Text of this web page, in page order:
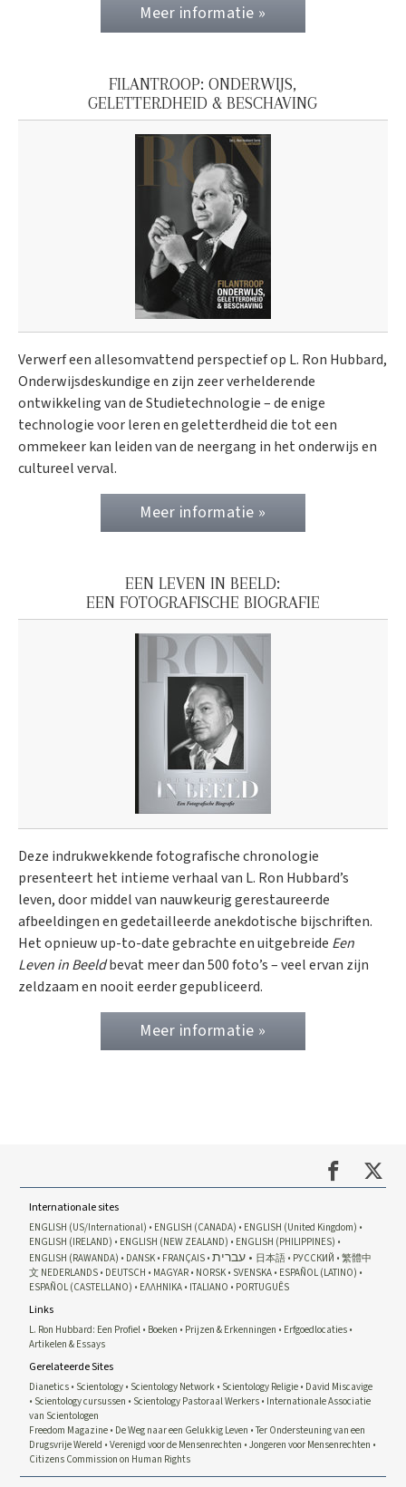
Meer informatie »
FILANTROOP: ONDERWIJS,
GELETTERDHEID & BESCHAVING
Verwerf een allesomvattend perspectief op L. Ron Hubbard,
Onderwijs­deskundige en zijn zeer verhelderende
ontwikkeling van de Studietechnologie – de enige
technologie voor leren en geletterdheid die tot een
ommekeer kan leiden van de neergang in het onderwijs en
cultureel verval.
Meer informatie »
EEN LEVEN IN BEELD:
EEN FOTOGRAFISCHE BIOGRAFIE
Deze indrukwekkende fotografische chronologie
presenteert het intieme verhaal van L. Ron Hubbard’s
leven, door middel van nauwkeurig gerestaureerde
afbeeldingen en gedetailleerde anekdotische bijschriften.
Het opnieuw up-to-date gebrachte en uitgebreide Een
Leven in Beeldbevat meer dan 500 foto’s – veel ervan zijn
zeldzaam en nooit eerder gepubliceerd.
Meer informatie »
Internationale sites
ENGLISH (US/International) ENGLISH (CANADA)
ENGLISH (United Kingdom)
ENGLISH (IRELAND)
ENGLISH (NEW ZEALAND)
ENGLISH (PHILIPPINES)
ENGLISH (RAWANDA)
DANSK FRANÇAIS עברית 日本語 РУССКИЙ
繁體中
文 NEDERLANDS DEUTSCH MAGYAR NORSK SVENSKA ESPAÑOL (LATINO)
ESPAÑOL (CASTELLANO)
ΕΛΛΗΝΙΚA ITALIANO PORTUGUÊS
Links
L. Ron Hubbard: Een Profiel Boeken Prijzen & Erkenningen
Erfgoedlocaties
Artikelen & Essays
Gerelateerde Sites
Dianetics Scientology Scientology Network Scientology Religie David Miscavige
Scientology cursussen
Scientology Pastoraal Werkers Internationale Associatie
van Scientologen
Freedom Magazine De Weg naar een Gelukkig Leven
Ter Ondersteuning van een
Drugsvrije Wereld
Verenigd voor de Mensenrechten
Jongeren voor Mensenrechten
Citizens Commission on Human Rights